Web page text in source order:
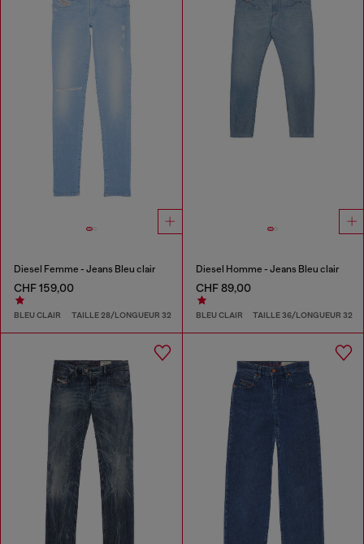
Diesel Femme - Jeans Bleu clair
CHF 159,00
BLEU CLAIR TAILLE 28/LONGUEUR 32
Diesel Homme - Jeans Bleu clair
CHF 89,00
BLEU CLAIR TAILLE 36/LONGUEUR 32